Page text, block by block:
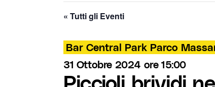
« Tutti gli Eventi
Bar Central Park Parco
31 Ottobre 2024 ore 15:00